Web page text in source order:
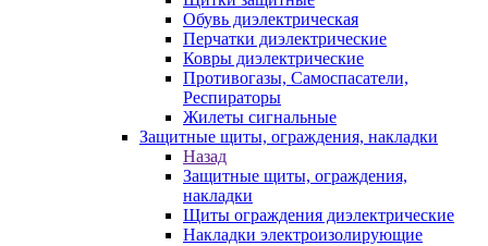
Обувь диэлектрическая
Перчатки диэлектрические
Ковры диэлектрические
Противогазы, Самоспасатели,
Респираторы
Жилеты сигнальные
Защитные щиты, ограждения, накладки
Назад
Защитные щиты, ограждения,
накладки
Щиты ограждения диэлектрические
Накладки электроизолирующие